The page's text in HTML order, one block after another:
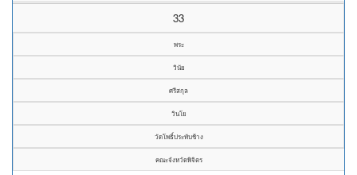
33
พระ
วินัย
ศรีสกุล
วินโย
วัดโพธิ์ประทับช้าง
คณะจังหวัดพิจิตร